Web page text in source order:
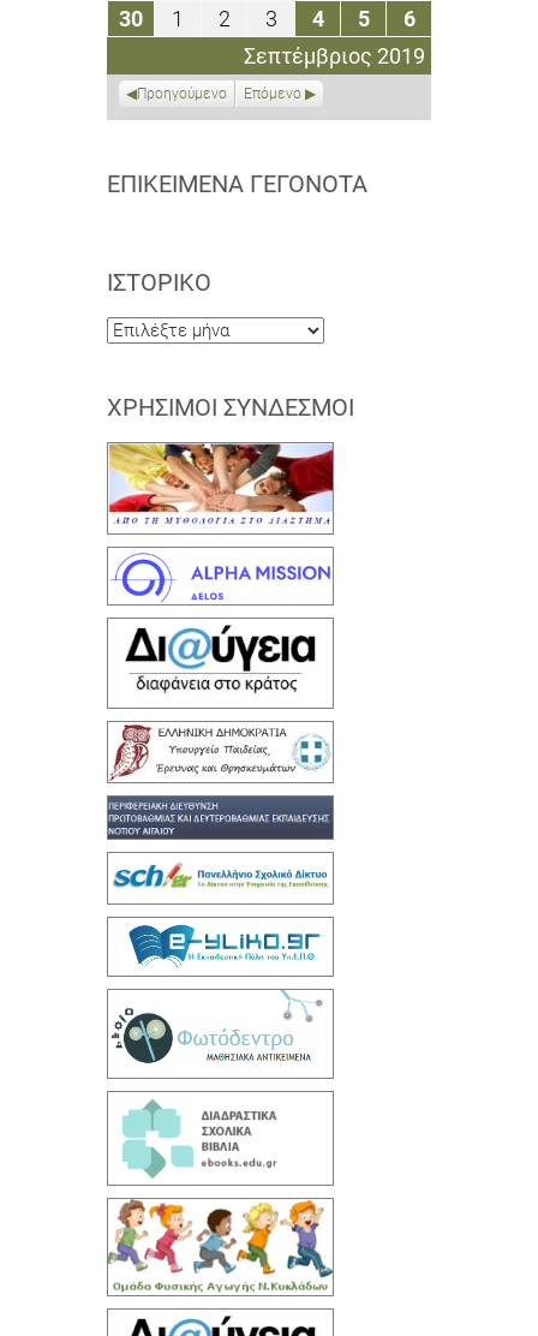
Σεπτέμβριος 2019
Σεπτεμβρίου
2019
Σεπτεμβρίου
2019
Σεπτεμβρίου
2019
Σεπτεμβρίου
2019
Σεπτεμβρίου
2019
Σεπτεμβρίου
20192019
3030
Σεπτεμβρίου
1
Οκτωβρίου
2
Οκτωβρίου
2019
3
Οκτωβρίου
2019
44
Οκτωβρίου
2019
55
Οκτωβρίου
2019
66
Οκτωβρίου
2019
Προηγούμενο Επόμενο
ΕΠΙΚΕΊΜΕΝΑ ΓΕΓΟΝΌΤΑ
ΙΣΤΟΡΙΚΌ
Ιστορικό
ΧΡΉΣΙΜΟΙ ΣΎΝΔΕΣΜΟΙ